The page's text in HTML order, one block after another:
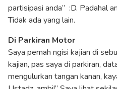
partisipasi anda” :D. Padahal
Tidak ada yang lain.
Di Parkiran Motor
Saya pernah ngisi kajian di
kajian, pas saya di parkiran,
mengulurkan tangan kanan,